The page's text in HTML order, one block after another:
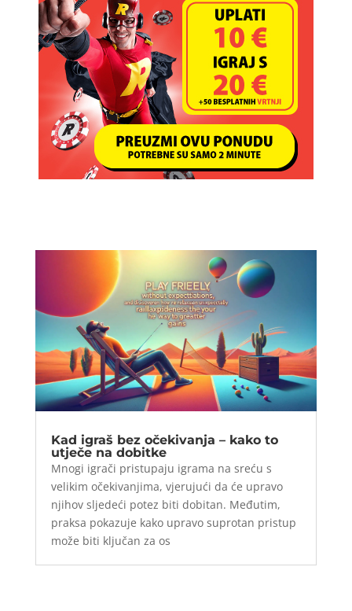
Kad igraš bez očekivanja – kako to
utječe na dobitke
Mnogi igrači pristupaju igrama na sreću s
velikim očekivanjima, vjerujući da će upravo
njihov sljedeći potez biti dobitan. Međutim,
praksa pokazuje kako upravo suprotan pristup
može biti ključan za os